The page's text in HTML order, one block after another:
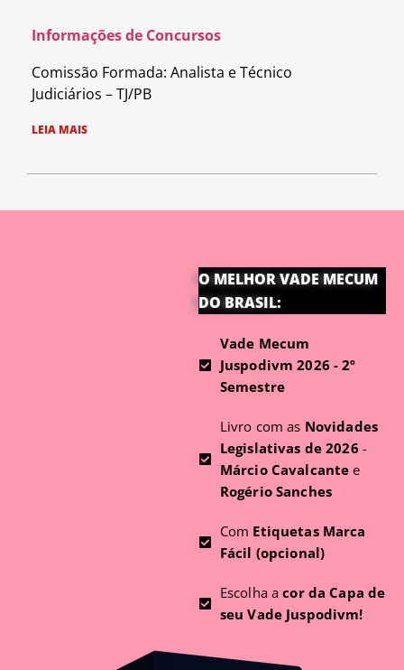
Informações de Concursos
Comissão Formada: Analista e Técnico
Judiciários – TJ/PB
LEIA MAIS
O MELHOR VADE MECUM
DO BRASIL:
Vade Mecum
Juspodivm 2026 - 2º
Semestre
Livro com as Novidades
Legislativas de 2026 -
Márcio Cavalcante e
Rogério Sanches
Com Etiquetas Marca
Fácil (opcional)
Escolha acor da Capa de
seu Vade Juspodivm!